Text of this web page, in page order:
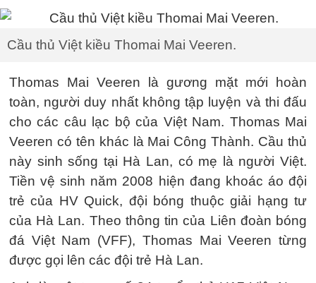
Cầu thủ Việt kiều Thomai Mai Veeren.
Thomas Mai Veeren là gương mặt mới hoàn
toàn, người duy nhất không tập luyện và thi đấu
cho các câu lạc bộ của Việt Nam. Thomas Mai
Veeren có tên khác là Mai Công Thành. Cầu thủ
này sinh sống tại Hà Lan, có mẹ là người Việt.
Tiền vệ sinh năm 2008 hiện đang khoác áo đội
trẻ của HV Quick, đội bóng thuộc giải hạng tư
của Hà Lan. Theo thông tin của Liên đoàn bóng
đá Việt Nam (VFF), Thomas Mai Veeren từng
được gọi lên các đội trẻ Hà Lan.